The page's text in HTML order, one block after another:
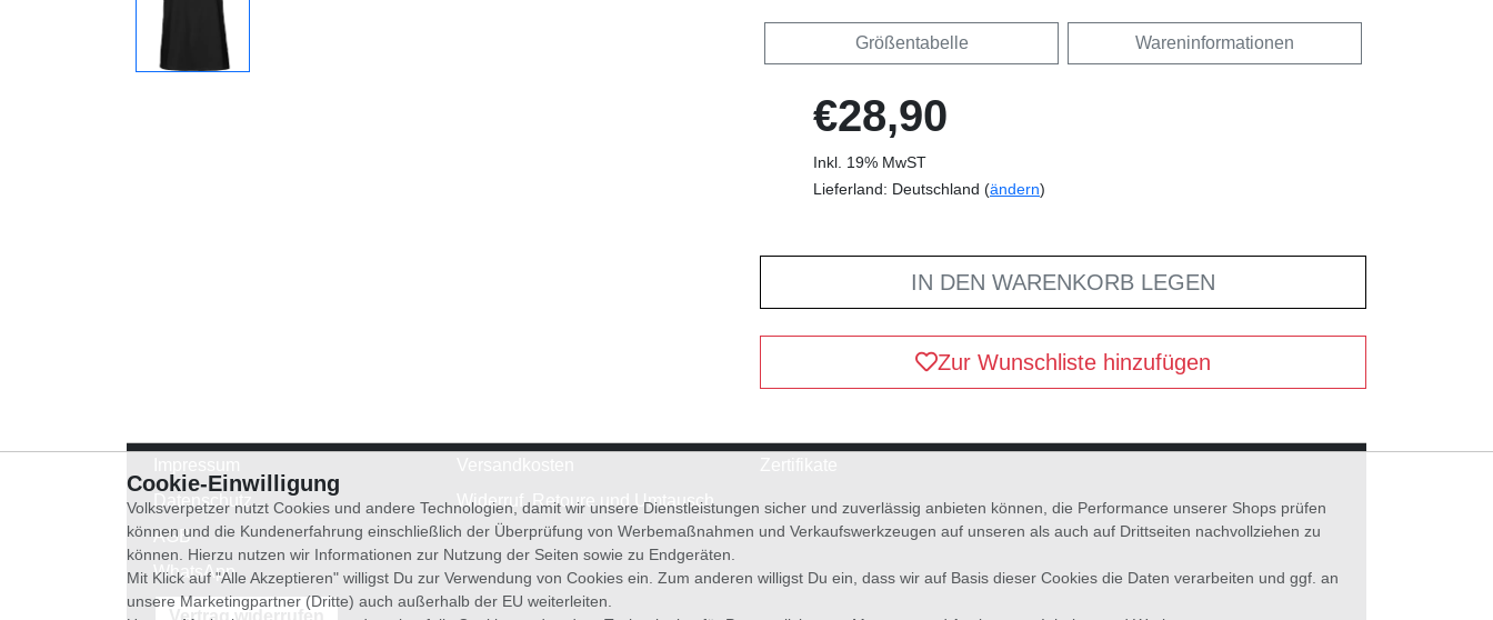
Größentabelle Wareninformationen
€28,90
Inkl. 19% MwST
Lieferland: Deutschland (ändern)
IN DEN WARENKORB LEGEN
Zur Wunschliste hinzufügen
Datenschutz
AGB
WhatsApp
Widerruf, Retoure und Umtausch
Vertrag widerrufen
Cookie-Einwilligung
Volksverpetzer nutzt Cookies und andere Technologien, damit wir unsere Dienstleistungen sicher und zuverlässig anbieten können, die Performance unserer Shops prüfen
können und die Kundenerfahrung einschließlich der Überprüfung von Werbemaßnahmen und Verkaufswerkzeugen auf unseren als auch auf Drittseiten nachvollziehen zu
können. Hierzu nutzen wir Informationen zur Nutzung der Seiten sowie zu Endgeräten.
Mit Klick auf "Alle Akzeptieren" willigst Du zur Verwendung von Cookies ein. Zum anderen willigst Du ein, dass wir auf Basis dieser Cookies die Daten verarbeiten und ggf. an
unsere Marketingpartner (Dritte) auch außerhalb der EU weiterleiten.